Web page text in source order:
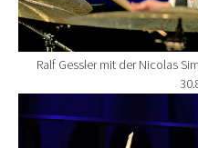
Ralf Gessler mit der Nicolas